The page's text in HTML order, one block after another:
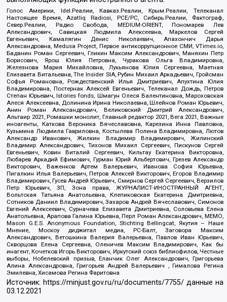
Голос Америки, Idel.Реалии, Кавказ.Реалии, Крым.Реалии, Телеканал
Настоящее Время, Azatliq Radiosi, PCE/PC, Сибирь.Реалии, Фактограф,
Север.Реалии, Радио Свобода, MEDIUM-ORIENT, Пономарев Лев
Александрович, Савицкая Людмила Алексеевна, Маркелов Сергей
Евгеньевич, Камалягин Денис Николаевич, Апахончич Дарья
Александровна, Medusa Project, Первое антикоррупционное СМИ, VTimes.io,
Баданин Роман Сергеевич, Гликин Максим Александрович, Маняхин Петр
Борисович, Ярош Юлия Петровна, Чуракова Ольга Владимировна,
Железнова Мария Михайловна, Лукьянова Юлия Сергеевна, Маетная
Елизавета Витальевна, The Insider SIA, Рубин Михаил Аркадьевич, Гройсман
Софья Романовна, Рождественский Илья Дмитриевич, Апухтина Юлия
Владимировна, Постернак Алексей Евгеньевич, Телеканал Дождь, Петров
Степан Юрьевич, Istories fonds, Шмагун Олеся Валентиновна, Мароховская
Алеся Алексеевна, Долинина Ирина Николаевна, Шлейнов Роман Юрьевич,
Анин Роман Александрович, Великовский Дмитрий Александрович,
Альтаир 2021, Ромашки монолит, Главный редактор 2021, Вега 2021, Важные
иноагенты, Каткова Вероника Вячеславовна, Карезина Инна Павловна,
Кузьмина Людмила Гавриловна, Костылева Полина Владимировна, Лютов
Александр Иванович, Жилкин Владимир Владимирович, Жилинский
Владимир Александрович, Тихонов Михаил Сергеевич, Пискунов Сергей
Евгеньевич, Ковин Виталий Сергеевич, Кильтау Екатерина Викторовна,
Любарев Аркадий Ефимович, Гурман Юрий Альбертович, Грезев Александр
Викторович, Важенков Артем Валерьевич, Иванова София Юрьевна,
Пигалкин Илья Валерьевич, Петров Алексей Викторович, Егоров Владимир
Владимирович, Гусев Андрей Юрьевич, Смирнов Сергей Сергеевич, Верзилов
Петр Юрьевич, ЗП, Зона права, ЖУРНАЛИСТ-ИНОСТРАННЫЙ АГЕНТ,
Вольтская Татьяна Анатольевна, Клепиковская Екатерина Дмитриевна,
Сотников Даниил Владимирович, Захаров Андрей Вячеславович, Симонов
Евгений Алексеевич, Сурначева Елизавета Дмитриевна, Соловьева Елена
Анатольевна, Арапова Галина Юрьевна, Перл Роман Александрович, МЕМО,
Mason G.E.S. Anonymous Foundation, Stichting Bellingcat, Якутия – Наше
Мнение, Москоу диджитал медиа, РС-Балт, Заговора Максим
Александрович, Ветошкина Валерия Валерьевна, Павлов Иван Юрьевич,
Скворцова Елена Сергеевна, Оленичев Максим Владимирович, Как бы
инагент, Кочетков Игорь Викторович, Иркутский союз библиофилов, Честные
выборы, Нобелевский призыв, Еланчик Олег Александрович, Григорьева
Алина Александровна, Григорьев Андрей Валерьевич , Гималова Регина
Эмилевна, Хисамова Регина Фаритовна
Источник: https://minjust.gov.ru/ru/documents/7755/ данные на
03.12.2021